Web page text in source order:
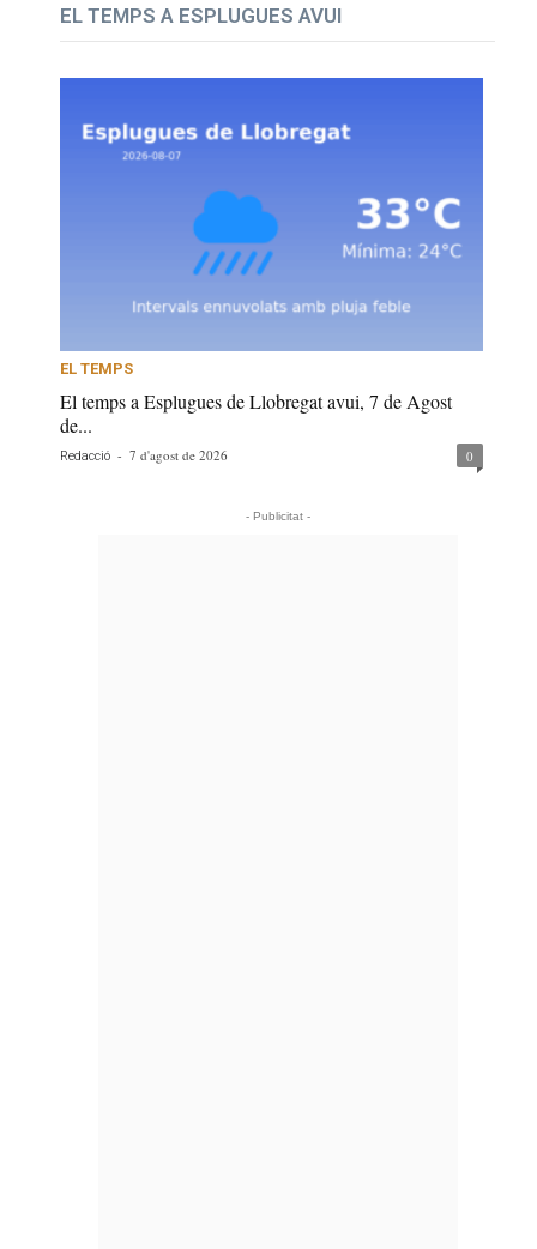
EL TEMPS A ESPLUGUES AVUI
EL TEMPS
El temps a Esplugues de Llobregat avui, 7 de Agost
de...
Redacció - 7 d'agost de 2026 0
- Publicitat -